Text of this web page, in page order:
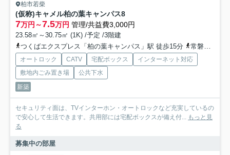
柏市若柴
(仮称)キャメル柏の葉キャンパス8
7万円～7.5万円 管理/共益費3,000円
23.58㎡～30.75㎡ (1K) /予定 /3階建
つくばエクスプレス「柏の葉キャンパス」駅 徒歩15分
常磐線「柏」駅 バス21分 東武バス「入谷津」 停歩3分
オートロック CATV 宅配ボックス
インターネット対応
敷地内ごみ置き場
公共下水
新築
セキュリティ面は、TVインターホン・オートロックなど充実しているの
で安心して生活できます。共用部には宅配ボックスが備え付... もっと見
る
募集中の部屋